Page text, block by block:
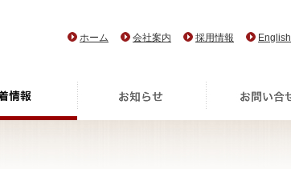
ホーム 会社案内 採用情報 English